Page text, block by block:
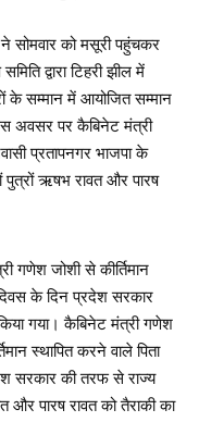
सोमवार को मसूरी पहुंचकर
द्वारा टिहरी झील में
के सम्मान में आयोजित सम्मान
अवसर पर कैबिनेट मंत्री
प्रतापनगर भाजपा के
पुत्रों ऋषभ रावत और पारष
गणेश जोशी से कीर्तिमान
दिवस के दिन प्रदेश सरकार
किया गया। कैबिनेट मंत्री गणेश
स्थापित करने वाले पिता
सरकार की तरफ से राज्य
और पारष रावत को तैराकी का